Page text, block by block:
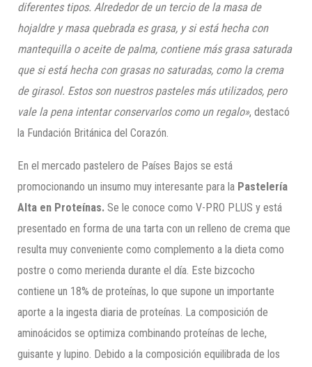
diferentes tipos. Alrededor de un tercio de la masa de
hojaldre y masa quebrada es grasa, y si está hecha con
mantequilla o aceite de palma, contiene más grasa saturada
que si está hecha con grasas no saturadas, como la crema
de girasol. Estos son nuestros pasteles más utilizados, pero
vale la pena intentar conservarlos como un regalo», destacó
la Fundación Británica del Corazón.
En el mercado pastelero de Países Bajos se está
promocionando un insumo muy interesante para la Pastelería
Alta en Proteínas. Se le conoce como V-PRO PLUS y está
presentado en forma de una tarta con un relleno de crema que
resulta muy conveniente como complemento a la dieta como
postre o como merienda durante el día. Este bizcocho
contiene un 18% de proteínas, lo que supone un importante
aporte a la ingesta diaria de proteínas. La composición de
aminoácidos se optimiza combinando proteínas de leche,
guisante y lupino. Debido a la composición equilibrada de los